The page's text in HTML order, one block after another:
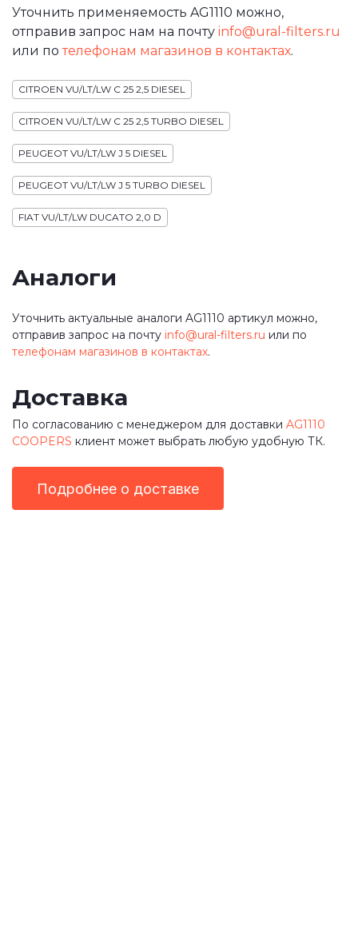
Уточнить применяемость AG1110 можно,
отправив запрос нам на почту info@ural-filters.ru
или потелефонам магазинов в контактах.
CITROEN VU/LT/LW C 25 2,5 DIESEL
CITROEN VU/LT/LW C 25 2,5 TURBO DIESEL
PEUGEOT VU/LT/LW J 5 DIESEL
PEUGEOT VU/LT/LW J 5 TURBO DIESEL
FIAT VU/LT/LW DUCATO 2,0 D
Аналоги
Уточнить актуальные аналоги AG1110 артикул можно,
отправив запрос на почту info@ural-filters.ru или по
телефонам магазинов в контактах.
Доставка
По согласованию с менеджером для доставки AG1110
COOPERS клиент может выбрать любую удобную ТК.
Подробнее о доставке